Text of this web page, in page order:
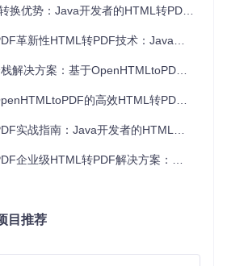
，包括浮动元素、绝对定位、表格布局
成
为PDF格式，支持多种高级特性：
保文档长期可访问性
准支持，满足Section 508合规要求
优势：Java开发者的HTML转PDF解决方案
转PDF技术：Java开发者高效文档生成解决方案
案：基于OpenHTMLtoPDF的企业级文档生成实践
的高效HTML转PDF实践指南
指南：Java开发者的HTML转PDF解决方案
HTML转PDF解决方案：从技术原理到实战指南
目推荐